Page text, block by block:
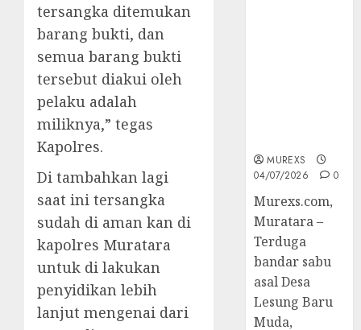
tersangka ditemukan
barang bukti, dan
semua barang bukti
tersebut diakui oleh
pelaku adalah
miliknya,” tegas
Kapolres.
Di tambahkan lagi
saat ini tersangka
sudah di aman kan di
kapolres Muratara
untuk di lakukan
penyidikan lebih
lanjut mengenai dari
MUREXS
04/07/2026
0
Murexs.com,
Muratara –
Terduga
bandar sabu
asal Desa
Lesung Baru
Muda,